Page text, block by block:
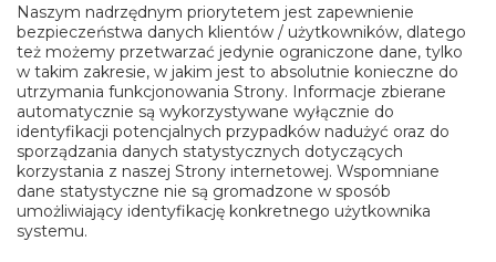
Naszym nadrzędnym priorytetem jest zapewnienie
bezpieczeństwa danych klientów / użytkowników, dlatego
też możemy przetwarzać jedynie ograniczone dane, tylko
w takim zakresie, w jakim jest to absolutnie konieczne do
utrzymania funkcjonowania Strony. Informacje zbierane
automatycznie są wykorzystywane wyłącznie do
identyfikacji potencjalnych przypadków nadużyć oraz do
sporządzania danych statystycznych dotyczących
korzystania z naszej Strony internetowej. Wspomniane
dane statystyczne nie są gromadzone w sposób
umożliwiający identyfikację konkretnego użytkownika
systemu.